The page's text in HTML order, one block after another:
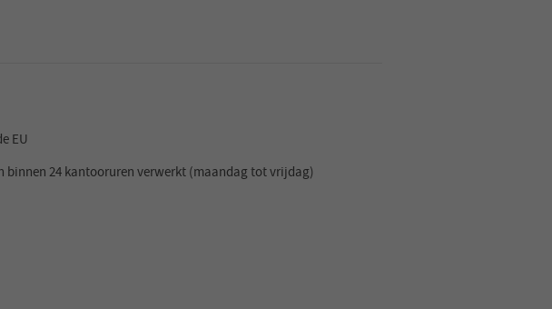
EU
binnen 24 kantooruren verwerkt (maandag tot vrijdag)